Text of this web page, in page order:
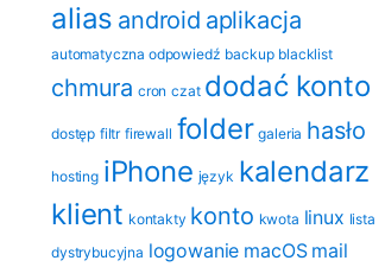
alias android aplikacja
automatyczna odpowiedź backup blacklist
chmura cron czat dodać konto
dostęp filtr firewall folder galeria hasło
hosting iPhone język kalendarz
klient kontakty konto kwota linux lista
dystrybucyjna logowanie macOS mail